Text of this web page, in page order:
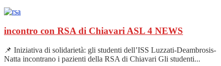
incontro con RSA di Chiavari ASL 4 NEWS
📌 Iniziativa di solidarietà: gli studenti dell’ISS Luzzati-Deambrosis-
Natta incontrano i pazienti della RSA di Chiavari Gli studenti...